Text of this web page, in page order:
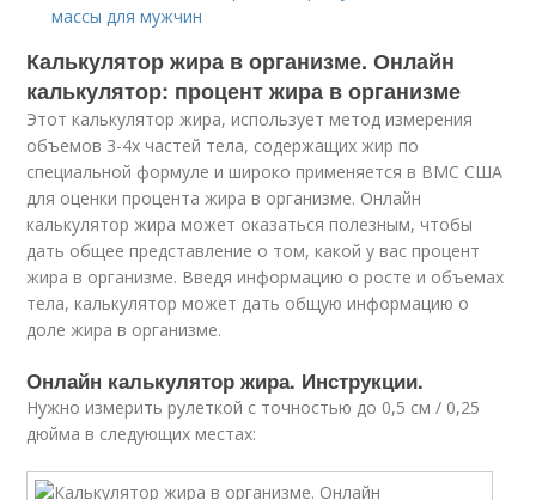
массы для мужчин
Калькулятор жира в организме. Онлайн
калькулятор: процент жира в организме
Этот калькулятор жира, использует метод измерения
объемов 3-4х частей тела, содержащих жир по
специальной формуле и широко применяется в ВМС США
для оценки процента жира в организме. Онлайн
калькулятор жира может оказаться полезным, чтобы
дать общее представление о том, какой у вас процент
жира в организме. Введя информацию о росте и объемах
тела, калькулятор может дать общую информацию о
доле жира в организме.
Онлайн калькулятор жира. Инструкции.
Нужно измерить рулеткой с точностью до 0,5 см / 0,25
дюйма в следующих местах: